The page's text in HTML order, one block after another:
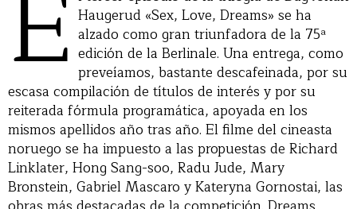
Haugerud «Sex, Love, Dreams» se ha
alzado como gran triunfadora de la 75ª
edición de la Berlinale. Una entrega, como
preveíamos, bastante descafeinada, por su
escasa compilación de títulos de interés y por su
reiterada fórmula programática, apoyada en los
mismos apellidos año tras año. El filme del cineasta
noruego se ha impuesto a las propuestas de Richard
Linklater, Hong Sang-soo, Radu Jude, Mary
Bronstein, Gabriel Mascaro y Kateryna Gornostai, las